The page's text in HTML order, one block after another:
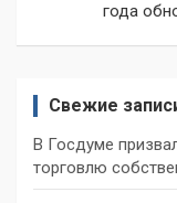
года
Свежие
В Госдуме
торговлю